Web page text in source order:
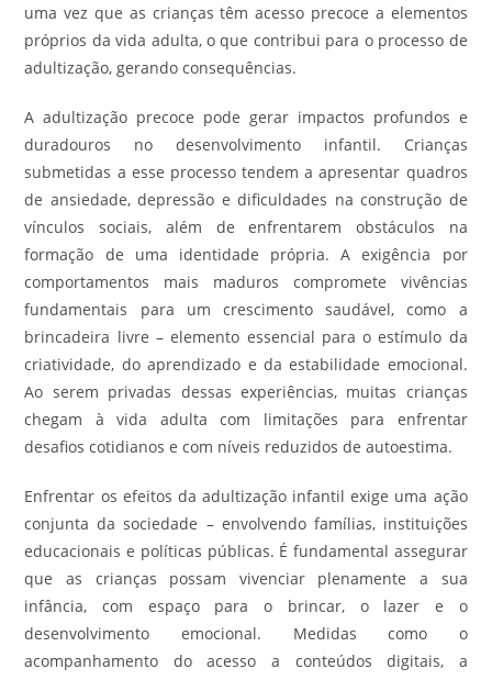
uma vez que as crianças têm acesso precoce a elementos
próprios da vida adulta, o que contribui para o processo de
adultização, gerando consequências.
A adultização precoce pode gerar impactos profundos e
duradouros no desenvolvimento infantil. Crianças
submetidas a esse processo tendem a apresentar quadros
de ansiedade, depressão e dificuldades na construção de
vínculos sociais, além de enfrentarem obstáculos na
formação de uma identidade própria. A exigência por
comportamentos mais maduros compromete vivências
fundamentais para um crescimento saudável, como a
brincadeira livre – elemento essencial para o estímulo da
criatividade, do aprendizado e da estabilidade emocional.
Ao serem privadas dessas experiências, muitas crianças
chegam à vida adulta com limitações para enfrentar
desafios cotidianos e com níveis reduzidos de autoestima.
Enfrentar os efeitos da adultização infantil exige uma ação
conjunta da sociedade – envolvendo famílias, instituições
educacionais e políticas públicas. É fundamental assegurar
que as crianças possam vivenciar plenamente a sua
infância, com espaço para o brincar, o lazer e o
desenvolvimento emocional. Medidas como o
acompanhamento do acesso a conteúdos digitais, a